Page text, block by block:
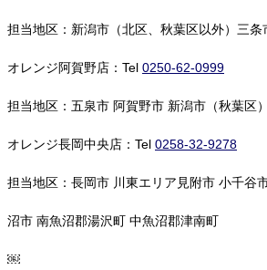
担当地区：新潟市（北区、秋葉区以外）三条
オレンジ阿賀野店：Tel 0250-62-0999
担当地区：五泉市 阿賀野市 新潟市（秋葉区
オレンジ長岡中央店：Tel 0258-32-9278
担当地区：長岡市 川東エリア見附市 小千谷
沼市 南魚沼郡湯沢町 中魚沼郡津南町
￼